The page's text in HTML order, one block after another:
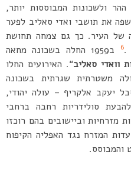
ולשכונות המבוססות יותר,
את תושבי ואדי סאליב לפער
של העיר. כך גם צמחה תחושת
.
6
ב1959 החלה בשכונה מחאה
וואדי סאליב“. האירועים החלו
משטרתית שגרתית בשכונה
יעקב אלקריף – עולה יהודי,
סולידריות רחבה ברחבי
מזרחיות וביישובים בהם רוכזו
המזרח נגד האפליה הקיפוח
והמבוסס.